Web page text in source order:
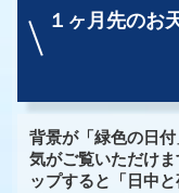
１ヶ月先のお
背景が「緑色の日
気がご覧いただけ
ップすると「日中